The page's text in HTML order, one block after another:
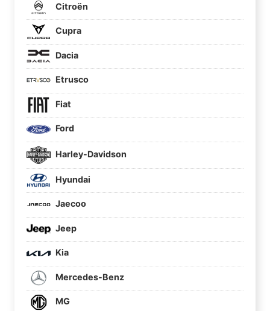
Citroën
Cupra
Dacia
Etrusco
Fiat
Ford
Harley-Davidson
Hyundai
Jaecoo
Jeep
Kia
Mercedes-Benz
MG